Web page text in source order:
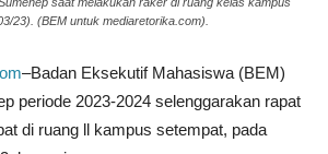
23). (BEM untuk mediaretorika.com).
–Badan Eksekutif Mahasiswa (BEM)
periode 2023-2024 selenggarakan rapat
di ruang ll kampus setempat, pada